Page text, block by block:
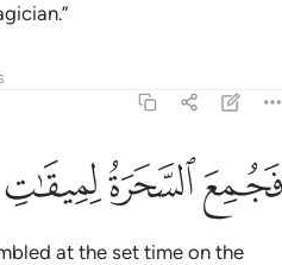
فجمع السحرة لميقات يوم معلوم ٣٨
فَجُمِعَ ٱلسَّحَرَةُ لِمِيقَـٰتِ يَوْمٍۢ مَّعْلُومٍۢ
ﳐﳑﳒ
at the set time on the